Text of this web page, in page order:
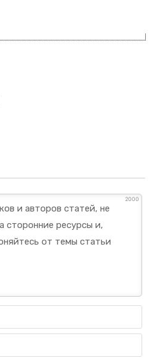
2000